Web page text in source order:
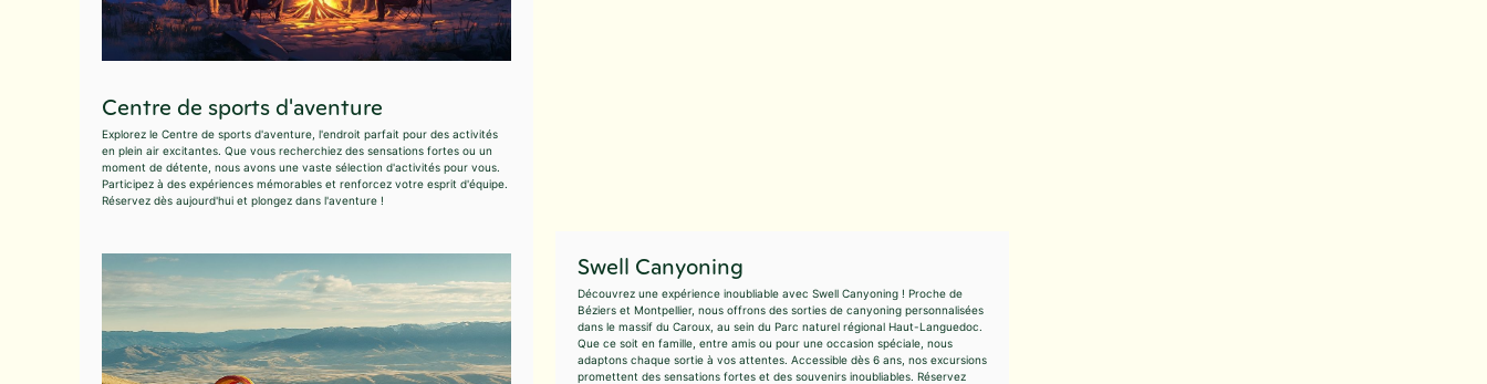
Centre de sports d'aventure
Explorez le Centre de sports d'aventure, l'endroit parfait pour des activités
en plein air excitantes. Que vous recherchiez des sensations fortes ou un
moment de détente, nous avons une vaste sélection d'activités pour vous.
Participez à des expériences mémorables et renforcez votre esprit d'équipe.
Réservez dès aujourd'hui et plongez dans l'aventure !
Swell Canyoning
Découvrez une expérience inoubliable avec Swell Canyoning ! Proche de
Béziers et Montpellier, nous offrons des sorties de canyoning personnalisées
dans le massif du Caroux, au sein du Parc naturel régional Haut-Languedoc.
Que ce soit en famille, entre amis ou pour une occasion spéciale, nous
adaptons chaque sortie à vos attentes. Accessible dès 6 ans, nos excursions
promettent des sensations fortes et des souvenirs inoubliables. Réservez